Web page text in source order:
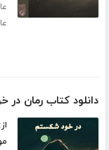
دانلود کتاب رمان